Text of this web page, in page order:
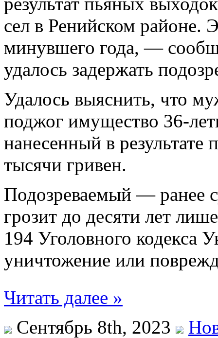
сел в Ренийском районе.
минувшего года, —
удалось задержать
Удалось выяснить, что
поджог имущество 36-
нанесенный в результате
тысячи гривен.
Подозреваемый — ранее
грозит до десяти лет
194 Уголовного
уничтожение или
Читать далее »
Сентябрь 8th, 2023